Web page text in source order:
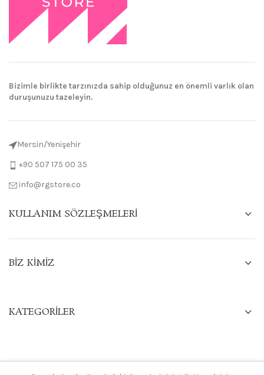
Bizimle birlikte tarzınızda sahip olduğunuz en önemli varlık olan
duruşunuzu tazeleyin.
Mersin/Yenişehir
+90 507 175 00 35
info@rgstore.co
KULLANIM SÖZLEŞMELERI
BIZ KIMIZ
KATEGORILER